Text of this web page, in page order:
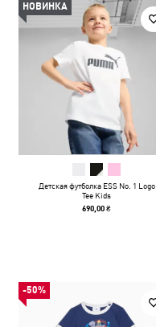
НОВИНКА
Детская футболка ESS No. 1 Logo
Tee Kids
690,00 ₴
-50%